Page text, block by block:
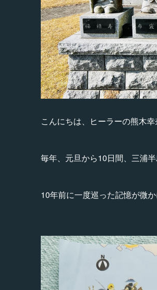
こんにちは、ヒーラーの熊木幸
毎年、元旦から10日間、三浦
10年前に一度巡った記憶が微